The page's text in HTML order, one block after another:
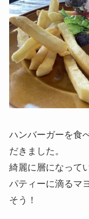
ハンバーガーを食
だきました。
綺麗に層になって
パティーに滴るマ
そう！